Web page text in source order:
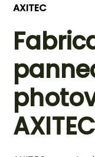
AXITEC
AXITEC